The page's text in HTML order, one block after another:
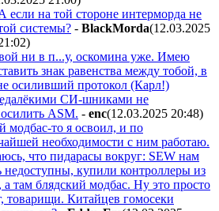
если на той стороне интерморда не
системы? - BlackMorda(12.03.2025
)
ни в п...у, оскомина уже. Имею
знак равенства между тобой, в
осиливший протокол (Карл!)
СИ-шниками не
ASM. - enc(12.03.2025 20:48)
модбас-то я освоил, и по
необходимости с ним работаю.
что пидарасы вокруг: SEW нам
недоступны, купили контроллеры из
а там блядский модбас. Ну это просто
товарищи. Китайцев гомосеки